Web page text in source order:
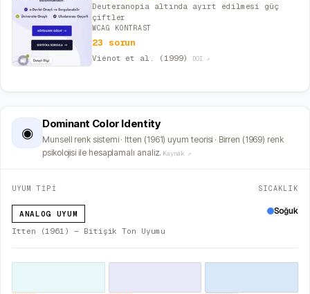
Deuteranopia altında ayırt edilmesi güç
çiftler
WCAG KONTRAST
23 sorun
Viénot et al. (1999) DOI ↗
◉
Dominant Color Identity
Munsell renk sistemi · Itten (1961) uyum teorisi · Birren (1969) renk
psikolojisi ile hesaplamalı analiz. Kaynak ↗
UYUM TİPİ
ANALOG UYUM
Itten (1961) — Bitişik Ton Uyumu
SICAKLIK
Soğuk